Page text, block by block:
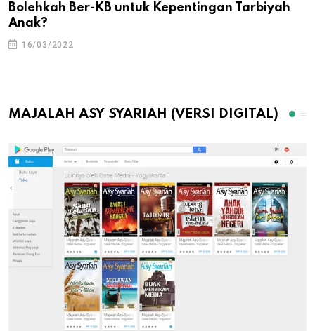
Bolehkah Ber-KB untuk Kepentingan Tarbiyah
Anak?
16/03/2022
MAJALAH ASY SYARIAH (VERSI DIGITAL)